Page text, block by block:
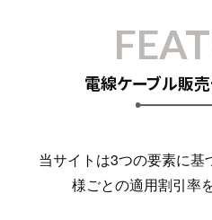
電線ケーブル販
当サイトは3つの要素に基
様ごとの適用割引率